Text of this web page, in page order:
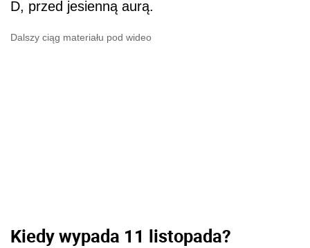
D, przed jesienną aurą.
Dalszy ciąg materiału pod wideo
Kiedy wypada 11 listopada?